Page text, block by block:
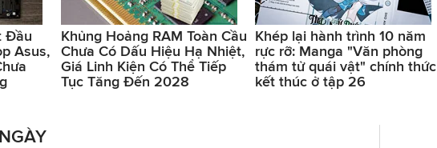
Đầu
Asus,
Khủng Hoảng RAM Toàn Cầu
Chưa Có Dấu Hiệu Hạ Nhiệt,
Giá Linh Kiện Có Thể Tiếp
Tục Tăng Đến 2028
Khép lại hành trình 10 năm
rực rỡ: Manga "Văn phòng
thám tử quái vật" chính thức
kết thúc ở tập 26